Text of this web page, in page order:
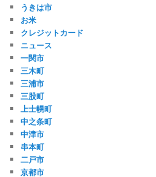
うきは市
お米
クレジットカード
ニュース
一関市
三木町
三浦市
三股町
上士幌町
中之条町
中津市
串本町
二戸市
京都市